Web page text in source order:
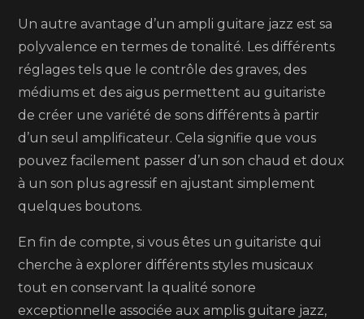
Un autre avantage d’un ampli guitare jazz est sa
polyvalence en termes de tonalité. Les différents
réglages tels que le contrôle des graves, des
médiums et des aigus permettent au guitariste
de créer une variété de sons différents à partir
d’un seul amplificateur. Cela signifie que vous
pouvez facilement passer d’un son chaud et doux
à un son plus agressif en ajustant simplement
quelques boutons.
En fin de compte, si vous êtes un guitariste qui
cherche à explorer différents styles musicaux
tout en conservant la qualité sonore
exceptionnelle associée aux amplis guitare jazz,